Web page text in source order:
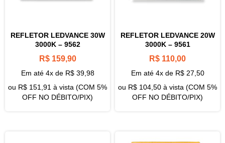
REFLETOR LEDVANCE 30W
3000K – 9562
R$159,90
Em até 4x de R$39,98
ou R$ 151,91 à vista (COM 5%
OFF NO DÉBITO/PIX)
REFLETOR LEDVANCE 20W
3000K – 9561
R$ 110,00
Em até 4x de R$27,50
ou R$ 104,50 à vista (COM 5%
OFF NO DÉBITO/PIX)